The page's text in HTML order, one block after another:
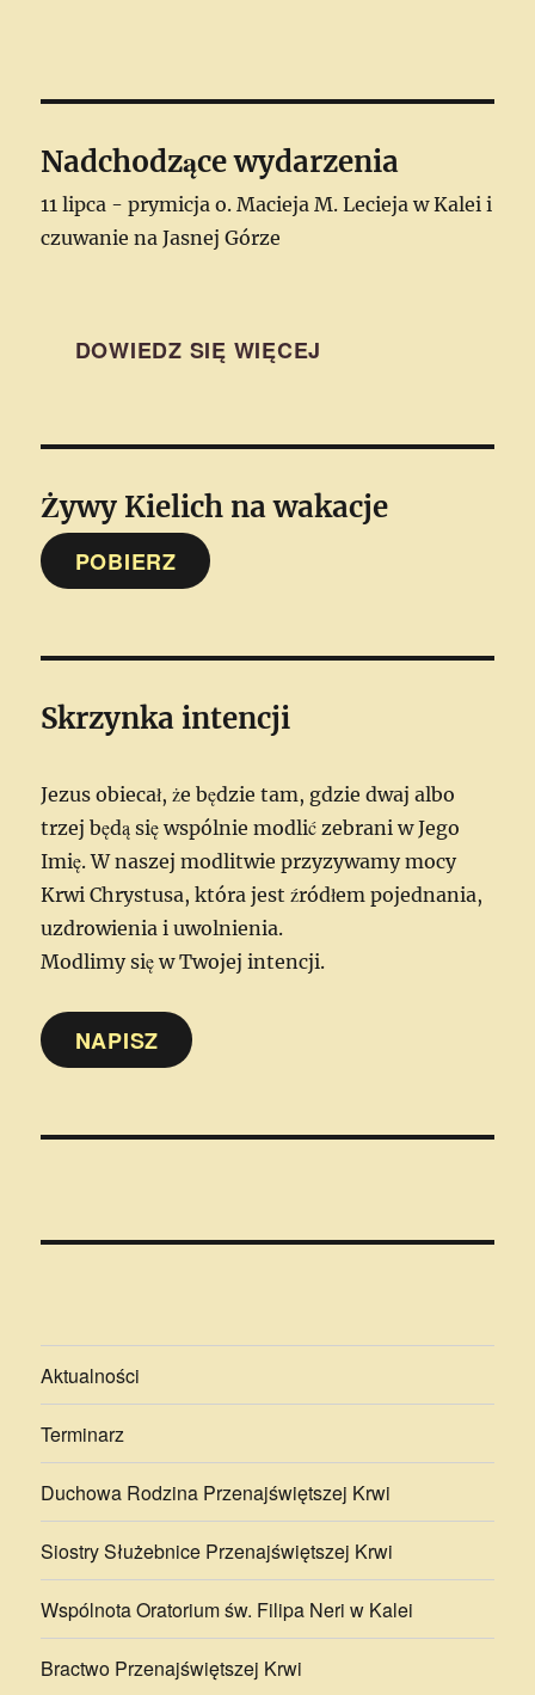
Nadchodzące wydarzenia
11 lipca - prymicja o. Macieja M. Lecieja w Kalei i
czuwanie na Jasnej Górze
DOWIEDZ SIĘ WIĘCEJ
Żywy Kielich na wakacje
POBIERZ
Skrzynka intencji
Jezus obiecał, że będzie tam, gdzie dwaj albo
trzej będą się wspólnie modlić zebrani w Jego
Imię. W naszej modlitwie przyzywamy mocy
Krwi Chrystusa, która jest źródłem pojednania,
uzdrowienia i uwolnienia.
Modlimy się w Twojej intencji.
NAPISZ
Aktualności
Terminarz
Duchowa Rodzina Przenajświętszej Krwi
Siostry Służebnice Przenajświętszej Krwi
Wspólnota Oratorium św. Filipa Neri w Kalei
Bractwo Przenajświętszej Krwi